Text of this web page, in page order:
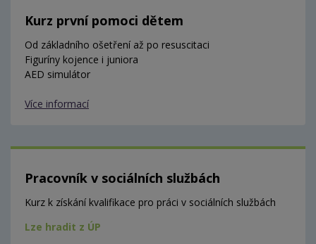
Kurz první pomoci dětem
Od základního ošetření až po resuscitaci
Figuríny kojence i juniora
AED simulátor
Více informací
Pracovník v sociálních službách
Kurz k získání kvalifikace pro práci v sociálních službách
Lze hradit z ÚP